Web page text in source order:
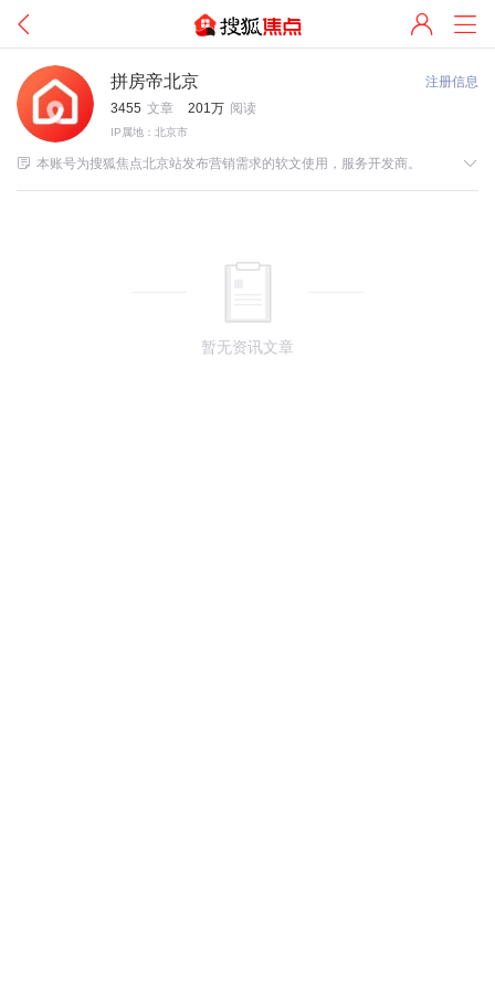
拼房帝北京
3455 文章 201万 阅读
IP属地：北京市
注册信息
 本账号为搜狐焦点北京站发布营销需求的软文使用，服务开发商。 
暂无资讯文章